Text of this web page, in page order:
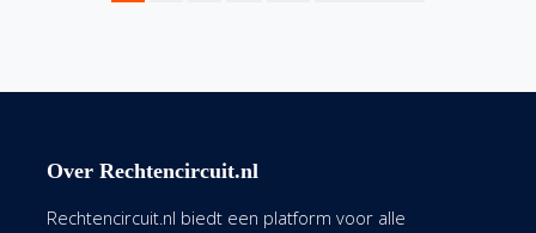
Over Rechtencircuit.nl
Rechtencircuit.nl biedt een platform voor alle